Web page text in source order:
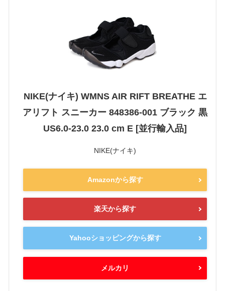
NIKE(ナイキ) WMNS AIR RIFT BREATHE エ
アリフト スニーカー 848386-001 ブラック 黒
US6.0-23.0 23.0 cm E [並行輸入品]
NIKE(ナイキ)
Amazonから探す
楽天から探す
Yahooショッピングから探す
メルカリ